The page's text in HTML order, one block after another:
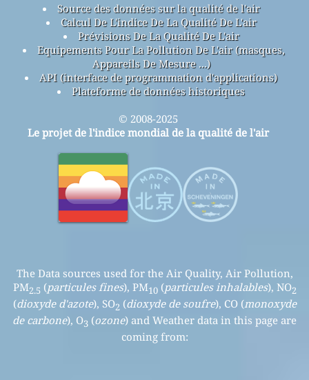
Source des données sur la qualité de l'air
Calcul De L'indice De La Qualité De L'air
Prévisions De La Qualité De L'air
Equipements Pour La Pollution De L'air (masques,
Appareils De Mesure ...)
API (interface de programmation d'applications)
Plateforme de données historiques
© 2008-2025
Le projet de l'indice mondial de la qualité de l'air
The Data sources used for the Air Quality, Air Pollution,
PM2.5 (particules fines), PM10(particules inhalables), NO2
(dioxyde d'azote), SO2 (dioxyde de soufre), CO (monoxyde
de carbone), O3 (ozone) and Weather data in this page are
coming from: